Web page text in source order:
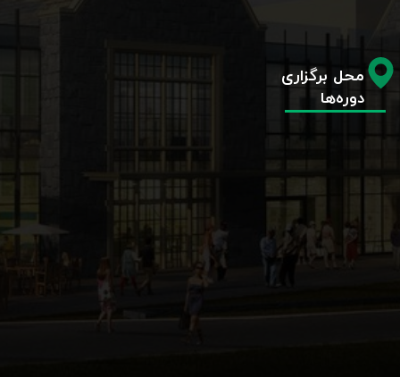
محل برگزاری
دوره‌ها